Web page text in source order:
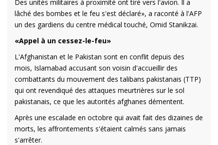
Des unités militaires à proximité ont tiré vers l'avion. Il a
lâché des bombes et le feu s'est déclaré», a raconté à l'AFP
un des gardiens du centre médical touché, Omid Stanikzai.
«Appel à un cessez-le-feu»
L'Afghanistan et le Pakistan sont en conflit depuis des
mois, Islamabad accusant son voisin d'accueillir des
combattants du mouvement des talibans pakistanais (TTP)
qui ont revendiqué des attaques meurtrières sur le sol
pakistanais, ce que les autorités afghanes démentent.
Après une escalade en octobre qui avait fait des dizaines de
morts, les affrontements s'étaient calmés sans jamais
s'arrêter.